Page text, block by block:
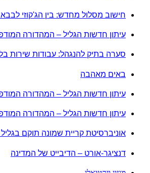
חישוב מסלול מחדש: בין הג'קוזי
עיתון חדשות הגליל – המהדורה המודפסת
סערה בתיק להנגהל: עבודות שירות
באים מאהבה
עיתון חדשות הגליל – המהדורה המודפסת
עיתון חדשות הגליל – המהדורה המודפסת
אוניברסיטת קריית שמונה תוקם
דנציגר-אורט – הדיבייט של המדינה